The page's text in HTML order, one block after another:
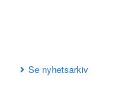
Se nyhetsarkiv